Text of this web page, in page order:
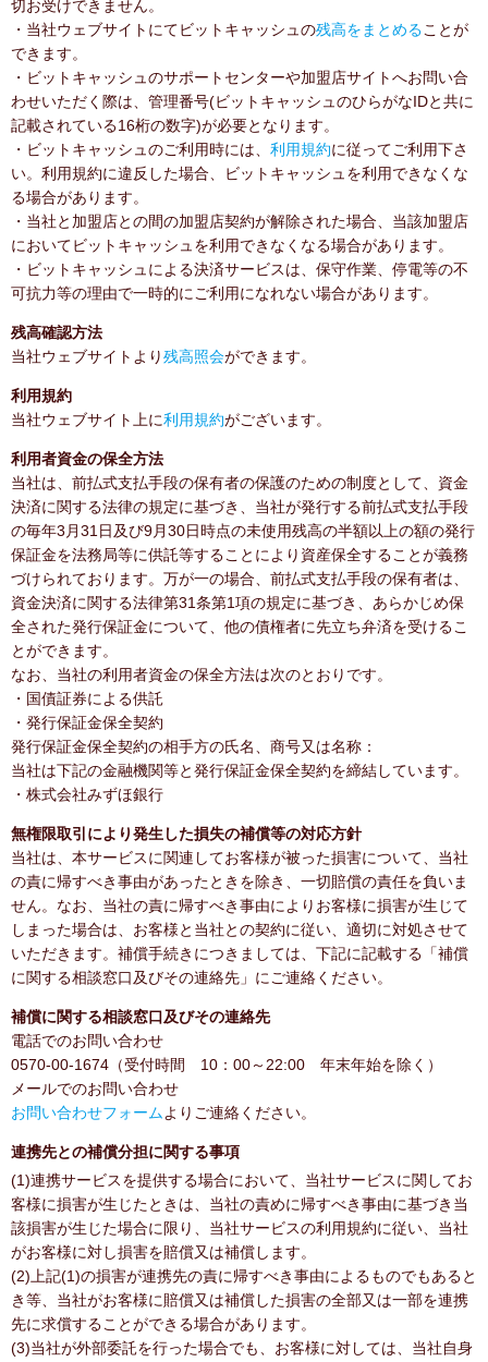
切お受けできません。
・当社ウェブサイトにてビットキャッシュの残高をまとめることが
できます。
・ビットキャッシュのサポートセンターや加盟店サイトへお問い合
わせいただく際は、管理番号(ビットキャッシュのひらがなIDと共に
記載されている16桁の数字)が必要となります。
・ビットキャッシュのご利用時には、 利用規約に従ってご利用下さ
い。利用規約に違反した場合、ビットキャッシュを利用できなくな
る場合があります。
・当社と加盟店との間の加盟店契約が解除された場合、当該加盟店
においてビットキャッシュを利用できなくなる場合があります。
・ビットキャッシュによる決済サービスは、保守作業、停電等の不
可抗力等の理由で一時的にご利用になれない場合があります。
残高確認方法
当社ウェブサイトより残高照会ができます。
利用規約
当社ウェブサイト上に利用規約がございます。
利用者資金の保全方法
当社は、前払式支払手段の保有者の保護のための制度として、資金
決済に関する法律の規定に基づき、当社が発行する前払式支払手段
の毎年3月31日及び9月30日時点の未使用残高の半額以上の額の発行
保証金を法務局等に供託等することにより資産保全することが義務
づけられております。万が一の場合、前払式支払手段の保有者は、
資金決済に関する法律第31条第1項の規定に基づき、あらかじめ保
全された発行保証金について、他の債権者に先立ち弁済を受けるこ
とができます。
なお、当社の利用者資金の保全方法は次のとおりです。
・国債証券による供託
・発行保証金保全契約
発行保証金保全契約の相手方の氏名、商号又は名称：
当社は下記の金融機関等と発行保証金保全契約を締結しています。
・株式会社みずほ銀行
無権限取引により発生した損失の補償等の対応方針
当社は、本サービスに関連してお客様が被った損害について、当社
の責に帰すべき事由があったときを除き、一切賠償の責任を負いま
せん。なお、当社の責に帰すべき事由によりお客様に損害が生じて
しまった場合は、お客様と当社との契約に従い、適切に対処させて
いただきます。補償手続きにつきましては、下記に記載する「補償
に関する相談窓口及びその連絡先」にご連絡ください。
補償に関する相談窓口及びその連絡先
電話でのお問い合わせ
0570-00-1674（受付時間 10：00～22:00 年末年始を除く）
メールでのお問い合わせ
お問い合わせフォームよりご連絡ください。
連携先との補償分担に関する事項
(1)連携サービスを提供する場合において、当社サービスに関してお
客様に損害が生じたときは、当社の責めに帰すべき事由に基づき当
該損害が生じた場合に限り、当社サービスの利用規約に従い、当社
がお客様に対し損害を賠償又は補償します。
(2)上記(1)の損害が連携先の責に帰すべき事由によるものでもあると
き等、当社がお客様に賠償又は補償した損害の全部又は一部を連携
先に求償することができる場合があります。
(3)当社が外部委託を行った場合でも、お客様に対しては、当社自身